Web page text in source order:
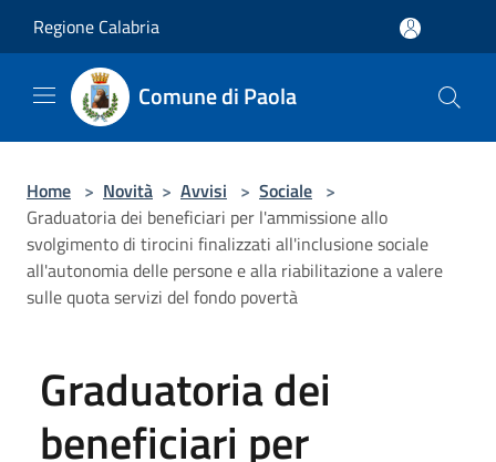
Regione Calabria
Comune di Paola
Home > Novità > Avvisi > Sociale >
Graduatoria dei beneficiari per l'ammissione allo
svolgimento di tirocini finalizzati all'inclusione sociale
all'autonomia delle persone e alla riabilitazione a valere
sulle quota servizi del fondo povertà
Graduatoria dei
beneficiari per